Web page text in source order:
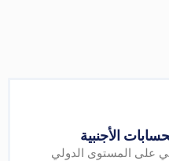
الدولي